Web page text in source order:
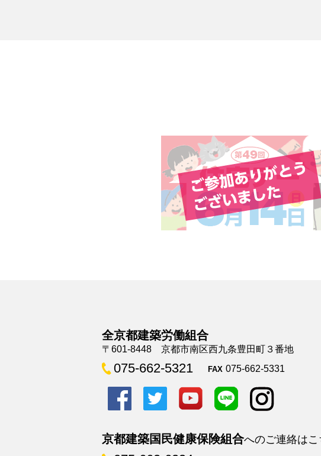
全京都建築労働組合
〒601-8448 京都市南区西九条豊田町３番地
075-662-5321 FAX 075-662-5331
京都建築国民健康保険組合へのご連絡はこ